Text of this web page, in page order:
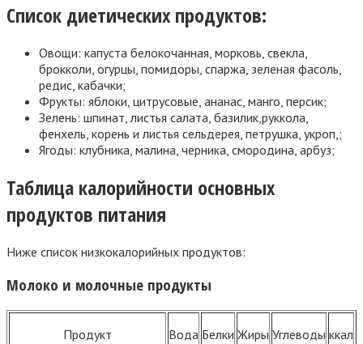
Список диетических продуктов:
Овощи: капуста белокочанная, морковь, свекла,
брокколи, огурцы, помидоры, спаржа, зеленая фасоль,
редис, кабачки;
Фрукты: яблоки, цитрусовые, ананас, манго, персик;
Зелень: шпинат, листья салата, базилик,руккола,
фенхель, корень и листья сельдерея, петрушка, укроп,;
Ягоды: клубника, малина, черника, смородина, арбуз;
Таблица калорийности основных
продуктов питания
Ниже список низкокалорийных продуктов:
Молоко и молочные продукты
Продукт Вода Белки Жиры Углеводы ккал